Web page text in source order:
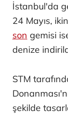
İstanbul'da
24 Mayıs,
son gemisi
denize
STM
şekilde